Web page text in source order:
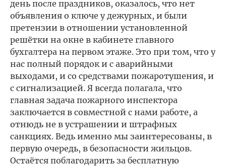
день после праздников, оказалось, что нет
объявления о ключе у дежурных, и были
претензии в отношении установленной
решётки на окне в кабинете главного
бухгалтера на первом этаже. Это при том, что у
нас полный порядок и с аварийными
выходами, и со средствами пожаротушения, и
с сигнализацией. Я всегда полагала, что
главная задача пожарного инспектора
заключается в совместной с нами работе, а
отнюдь не в устрашении и штрафных
санкциях. Ведь именно мы заинтересованы, в
первую очередь, в безопасности жильцов.
Остаётся поблагодарить за бесплатную